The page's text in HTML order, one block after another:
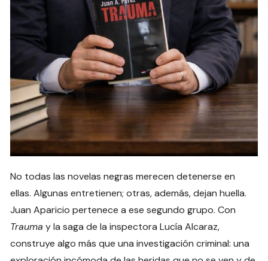
No todas las novelas negras merecen detenerse en
ellas. Algunas entretienen; otras, además, dejan huella.
Juan Aparicio pertenece a ese segundo grupo. Con
Trauma y la saga de la inspectora Lucía Alcaraz,
construye algo más que una investigación criminal: una